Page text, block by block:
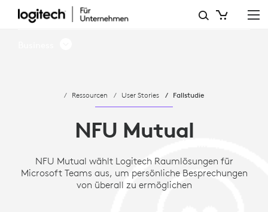
FALLSTUDIE:
MICROSOFT
LOGITECH
Ressourcen User Stories Fallstudie
NFU Mutual
NFU Mutual wählt Logitech Raumlösungen für
Microsoft Teams aus, um persönliche Besprechungen
von überall zu ermöglichen